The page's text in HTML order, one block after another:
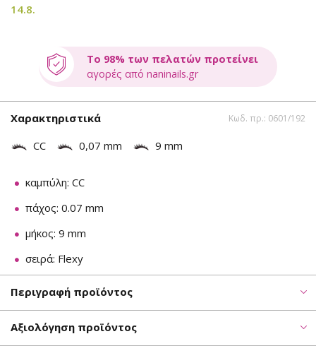
14.8.
Το 98% των πελατών προτείνει
αγορές από naninails.gr
Χαρακτηριστικά Κωδ. πρ.: 0601/192
CC 0,07 mm 9 mm
καμπύλη: CC
πάχος: 0.07 mm
μήκος: 9 mm
σειρά: Flexy
Περιγραφή προϊόντος
Αξιολόγηση προϊόντος